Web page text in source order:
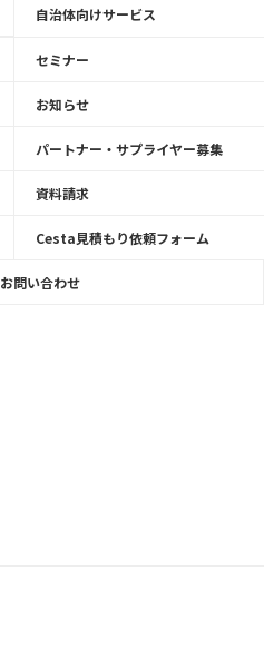
自治体向けサービス
セミナー
お知らせ
パートナー・サプライヤー募集
資料請求
Cesta見積もり依頼フォーム
問い合わせ